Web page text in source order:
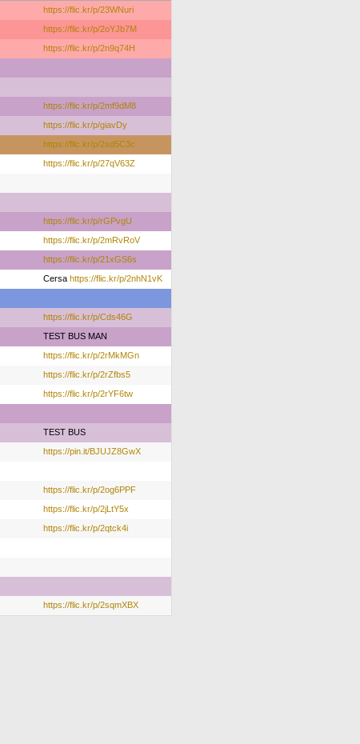
https://flic.kr/p/23WNuri
https://flic.kr/p/2oYJb7M
https://flic.kr/p/2n9q74H
https://flic.kr/p/2mf9dM8
https://flic.kr/p/giavDy
https://flic.kr/p/2sd5C3c
https://flic.kr/p/27qV63Z
https://flic.kr/p/rGPvgU
https://flic.kr/p/2mRvRoV
https://flic.kr/p/21xGS6s
Cersa https://flic.kr/p/2nhN1vK
https://flic.kr/p/Cds46G
TEST BUS MAN
https://flic.kr/p/2rMkMGn
https://flic.kr/p/2rZfbs5
https://flic.kr/p/2rYF6tw
TEST BUS
https://pin.it/BJUJZ8GwX
https://flic.kr/p/2og6PPF
https://flic.kr/p/2jLtY5x
https://flic.kr/p/2qtck4i
https://flic.kr/p/2sqmXBX